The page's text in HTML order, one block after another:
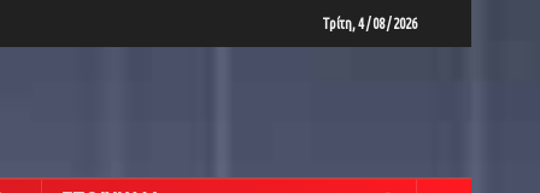
Τρίτη, 4 / 08 / 2026